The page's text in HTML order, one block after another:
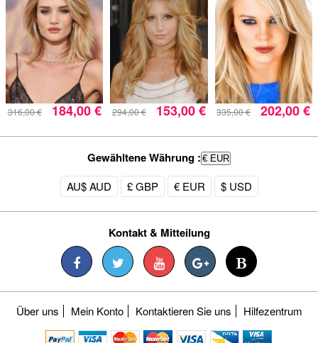
316,00 € 184,00 € 294,00 € 153,00 € 335,00 € 202,00 €
Gewähltene Währung : € EUR
AU$ AUD £ GBP € EUR $ USD
Kontakt & Mitteilung
Über uns Mein Konto Kontaktieren Sie uns Hilfezentrum